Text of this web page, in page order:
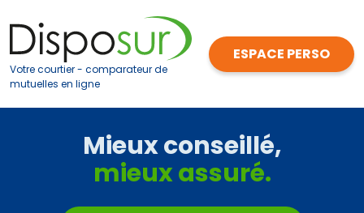
Votre courtier - comparateur de
mutuelles en ligne
Mieux conseillé,
mieux assuré.